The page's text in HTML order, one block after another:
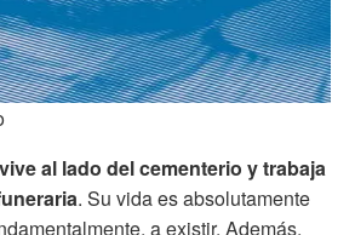
al lado del cementerio y trabaja
. Su vida es absolutamente
a existir. Además,